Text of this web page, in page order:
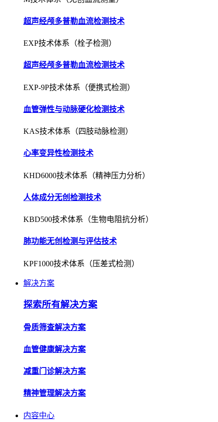
超声经颅多普勒血流检测技术
EXP技术体系（栓子检测）
超声经颅多普勒血流检测技术
EXP-9P技术体系（便携式检测）
血管弹性与动脉硬化检测技术
KAS技术体系（四肢动脉检测）
心率变异性检测技术
KHD6000技术体系（精神压力分析）
人体成分无创检测技术
KBD500技术体系（生物电阻抗分析）
肺功能无创检测与评估技术
KPF1000技术体系（压差式检测）
解决方案
探索所有解决方案
骨质筛查解决方案
血管健康解决方案
减重门诊解决方案
精神管理解决方案
内容中心